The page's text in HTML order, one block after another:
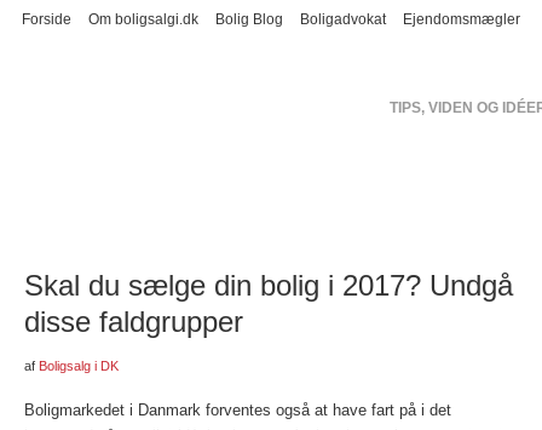
Forside Om boligsalgi.dk Bolig Blog Boligadvokat Ejendomsmægler
TIPS, VIDEN OG
Skal du sælge din bolig i 2017? Undgå
disse faldgrupper
af Boligsalg i DK
Boligmarkedet i Danmark forventes også at have fart på i det